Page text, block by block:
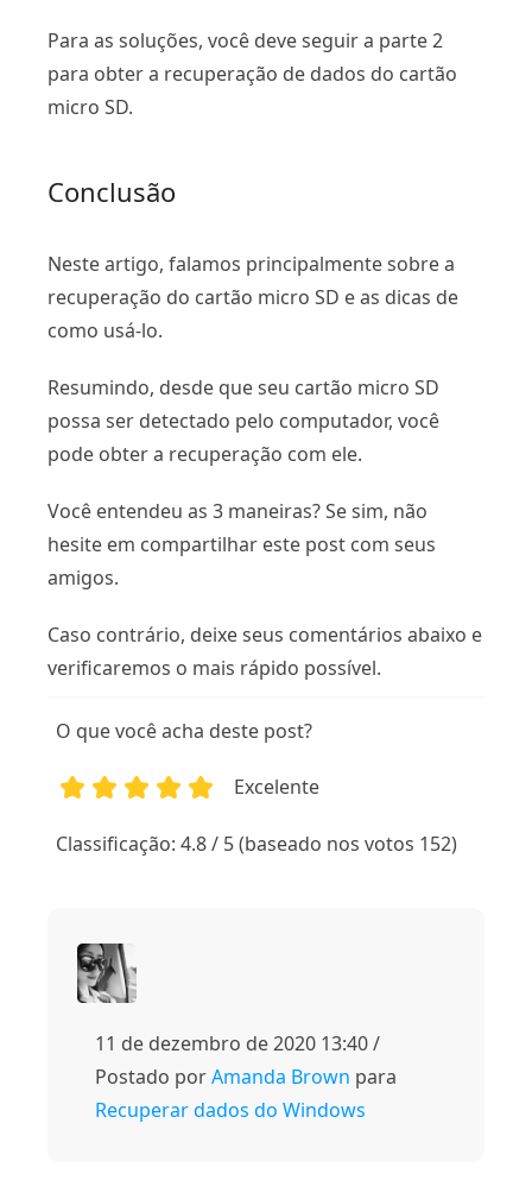
Para as soluções, você deve seguir a parte 2
para obter a recuperação de dados do cartão
micro SD.
Conclusão
Neste artigo, falamos principalmente sobre a
recuperação do cartão micro SD e as dicas de
como usá-lo.
Resumindo, desde que seu cartão micro SD
possa ser detectado pelo computador, você
pode obter a recuperação com ele.
Você entendeu as 3 maneiras? Se sim, não
hesite em compartilhar este post com seus
amigos.
Caso contrário, deixe seus comentários abaixo e
verificaremos o mais rápido possível.
O que você acha deste post?
Excelente
Classificação: 4.8 / 5 (baseado nos votos 152)
11 de dezembro de 2020 13:40 /
Postado porAmanda Brown para
Recuperar dados do Windows